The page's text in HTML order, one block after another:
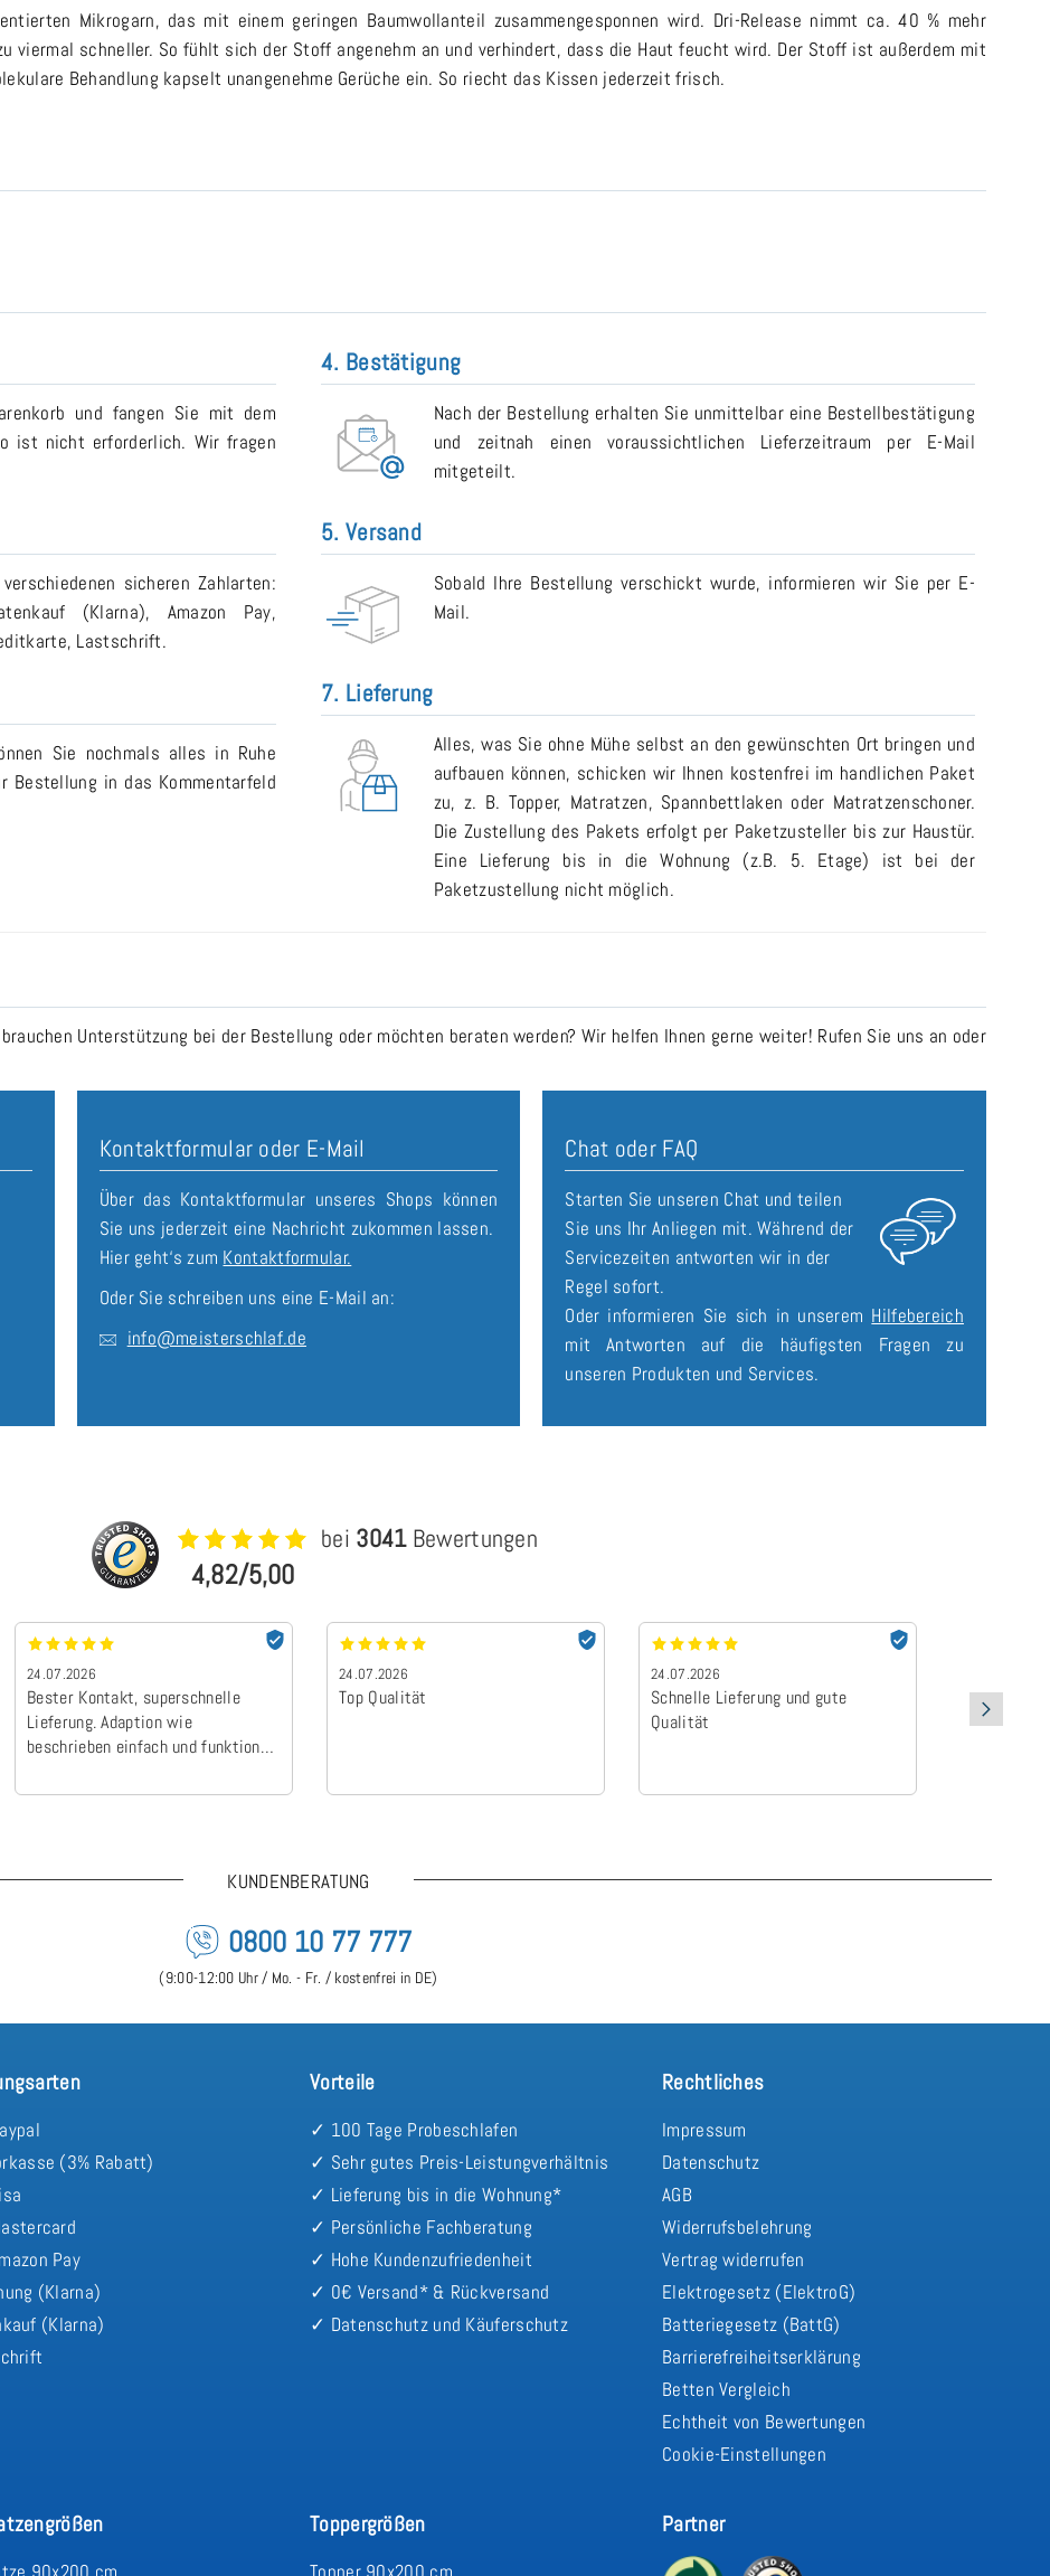
Mikrogarn, das mit einem geringen Baumwollanteil zusammengesponnen wird. Dri-Release nimmt ca. 40 % mehr
viermal schneller. So fühlt sich der Stoff angenehm an und verhindert, dass die Haut feucht wird. Der Stoff ist außerdem mit
Behandlung kapselt unangenehme Gerüche ein. So riecht das Kissen jederzeit frisch.
und fangen Sie mit dem
ist nicht erforderlich. Wir fragen
sicheren Zahlarten:
(Klarna), Amazon Pay,
Lastschrift.
Sie nochmals alles in Ruhe
Bestellung in das Kommentarfeld
4. Bestätigung
Nach der Bestellung erhalten Sie unmittelbar eine Bestellbestätigung
und zeitnah einen voraussichtlichen Lieferzeitraum per E-Mail
mitgeteilt.
5. Versand
Sobald Ihre Bestellung verschickt wurde, informieren wir Sie per E-
Mail.
7. Lieferung
Alles, was Sie ohne Mühe selbst an den gewünschten Ort bringen und
aufbauen können, schicken wir Ihnen kostenfrei im handlichen Paket
zu, z. B. Topper, Matratzen, Spannbettlaken oder Matratzenschoner.
Die Zustellung des Pakets erfolgt per Paketzusteller bis zur Haustür.
Eine Lieferung bis in die Wohnung (z.B. 5. Etage) ist bei der
Paketzustellung nicht möglich.
Unterstützung bei der Bestellung oder möchten beraten werden? Wir helfen Ihnen gerne weiter! Rufen Sie uns an oder
Kontaktformular oder E-Mail
Über das Kontaktformular unseres Shops können
Sie uns jederzeit eine Nachricht zukommen lassen.
Hier geht‘s zum Kontaktformular.
Oder Sie schreiben uns eine E-Mail an:
info@meisterschlaf.de
Chat oder FAQ
Starten Sie unseren Chat und teilen
Sie uns Ihr Anliegen mit. Während der
Servicezeiten antworten wir in der
Regel sofort.
Oder informieren Sie sich in unserem Hilfebereich
mit Antworten auf die häufigsten Fragen zu
unseren Produkten und Services.
4,82/5,00
bei 3041Bewertungen
24.07.2026
Bester Kontakt, superschnelle
Lieferung. Adaption wie
beschrieben einfach und funktional.
für weitere Geschäfte bereit.
24.07.2026
Top Qualität
24.07.2026
Schnelle Lieferung und gute
Qualität
Schnellere
angegebe…
Schnellere
KUNDENBERATUNG
0800 10 77 777
(9:00-12:00 Uhr / Mo. - Fr. / kostenfrei in DE)
(3% Rabatt)
Pay
(Klarna)
(Klarna)
Vorteile
✓ 100 Tage Probeschlafen
✓ Sehr gutes Preis-Leistungverhältnis
✓ Lieferung bis in die Wohnung*
✓ Persönliche Fachberatung
✓ Hohe Kundenzufriedenheit
✓ 0€ Versand* & Rückversand
✓ Datenschutz und Käuferschutz
Rechtliches
Impressum
Datenschutz
AGB
Widerrufsbelehrung
Vertrag widerrufen
Elektrogesetz (ElektroG)
Batteriegesetz (BattG)
Barrierefreiheitserklärung
Betten Vergleich
Echtheit von Bewertungen
Cookie-Einstellungen
Toppergrößen Partner